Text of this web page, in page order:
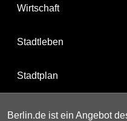
Wirtschaft
Stadtleben
Stadtplan
Berlin.de ist ein Angebot